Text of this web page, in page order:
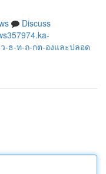
Discuss
-ธ-ท-ถ-กต-องและปลอด